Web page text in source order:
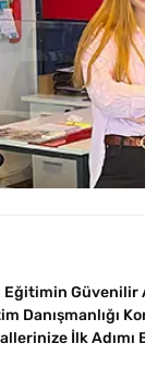
Eğitimin Güvenilir
Danışmanlığı
İlk Adımı